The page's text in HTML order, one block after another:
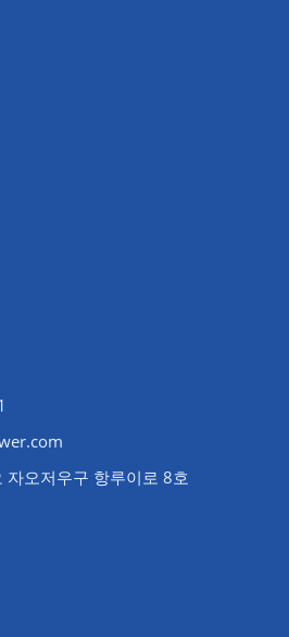
자오저우구 항루이로 8호